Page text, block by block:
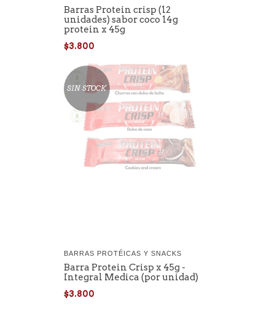
Barras Protein crisp (12
unidades) sabor coco 14g
protein x 45g
$3.800
SIN STOCK
BARRAS PROTÉICAS Y SNACKS
Barra Protein Crisp x 45g -
Integral Medica (por unidad)
$3.800